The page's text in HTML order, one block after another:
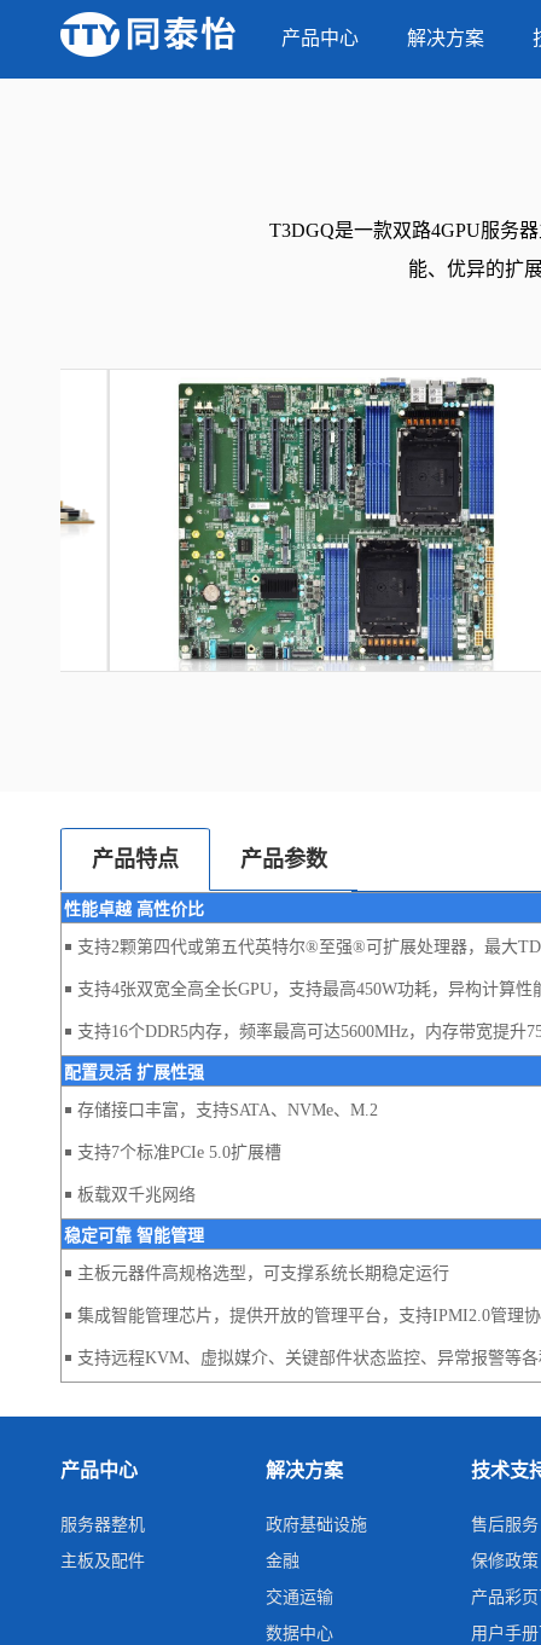
产品中心 解决方案
当前位置：首页-产品中心 T3DGQ
T3DGQ是一款双路4GPU服务
能、优异的扩
产品特点 产品参数
性能卓越 高性价比
￭ 支持2颗第四代或第五代英特尔®至强®可扩展处理器，最大
￭ 支持4张双宽全高全长GPU，支持最高450W功耗，异构计算性
￭ 支持16个DDR5内存，频率最高可达5600MHz，内存带宽提升
配置灵活 扩展性强
￭ 存储接口丰富，支持SATA、NVMe、M.2
￭ 支持7个标准PCIe 5.0扩展槽
￭ 板载双千兆网络
稳定可靠 智能管理
￭ 主板元器件高规格选型，可支撑系统长期稳定运行
￭ 集成智能管理芯片，提供开放的管理平台，支持IPMI2.0管理
￭ 支持远程KVM、虚拟媒介、关键部件状态监控、异常报警等
产品中心
服务器整机
主板及配件
解决方案
政府基础设施
金融
交通运输
数据中心
技术支
售后服务
保修政策
产品彩
用户手